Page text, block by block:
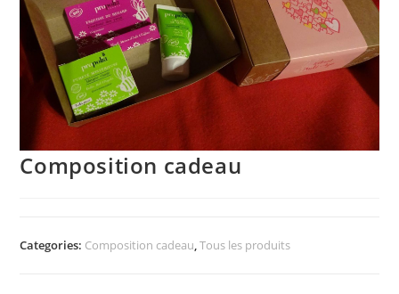
Composition cadeau
Categories: Composition cadeau,Tous les produits